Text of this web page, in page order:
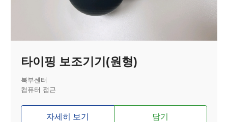
타이핑 보조기기(원형)
북부센터
컴퓨터 접근
자세히 보기 담기